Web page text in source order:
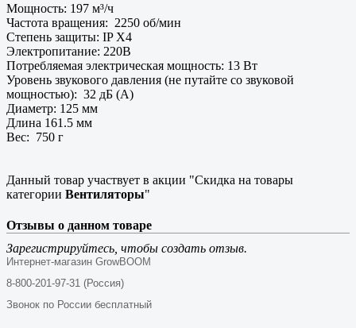
Мощность: 197 м³/ч
Частота вращения: 2250 об/мин
Степень защиты: IP X4
Электропитание: 220В
Потребляемая электрическая мощность: 13 Вт
Уровень звукового давления (не путайте со звуковой
мощностью): 32 дБ (А)
Диаметр: 125 мм
Длина 161.5 мм
Вес: 750 г
Данный товар участвует в акции "Скидка на товары
категории Вентиляторы"
Отзывы о данном товаре
Зарегистрируйтесь, чтобы создать отзыв.
Интернет-магазин GrowBOOM
8-800-201-97-31 (Россия)
Звонок по России бесплатный